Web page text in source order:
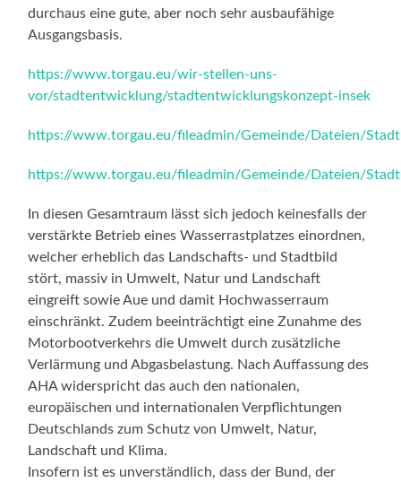
durchaus eine gute, aber noch sehr ausbaufähige
Ausgangsbasis.
https://www.torgau.eu/wir-stellen-uns-
vor/stadtentwicklung/stadtentwicklungskonzept-insek
https://www.torgau.eu/fileadmin/Gemeinde/Dateien/
https://www.torgau.eu/fileadmin/Gemeinde/Dateien/
In diesen Gesamtraum lässt sich jedoch keinesfalls der
verstärkte Betrieb eines Wasserrastplatzes einordnen,
welcher erheblich das Landschafts- und Stadtbild
stört, massiv in Umwelt, Natur und Landschaft
eingreift sowie Aue und damit Hochwasserraum
einschränkt. Zudem beeinträchtigt eine Zunahme des
Motorbootverkehrs die Umwelt durch zusätzliche
Verlärmung und Abgasbelastung. Nach Auffassung des
AHA widerspricht das auch den nationalen,
europäischen und internationalen Verpflichtungen
Deutschlands zum Schutz von Umwelt, Natur,
Landschaft und Klima.
Insofern ist es unverständlich, dass der Bund, der